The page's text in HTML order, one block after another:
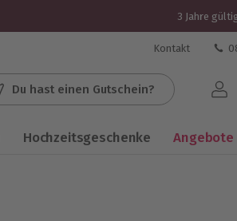
3 Jahre
Kontakt
Du hast einen Gutschein?
Hochzeitsgeschenke Angebote